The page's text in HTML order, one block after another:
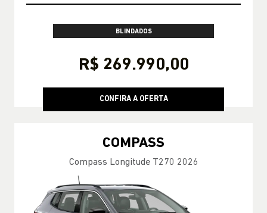
BLINDADOS
R$ 269.990,00
CONFIRA A OFERTA
COMPASS
Compass Longitude T270 2026